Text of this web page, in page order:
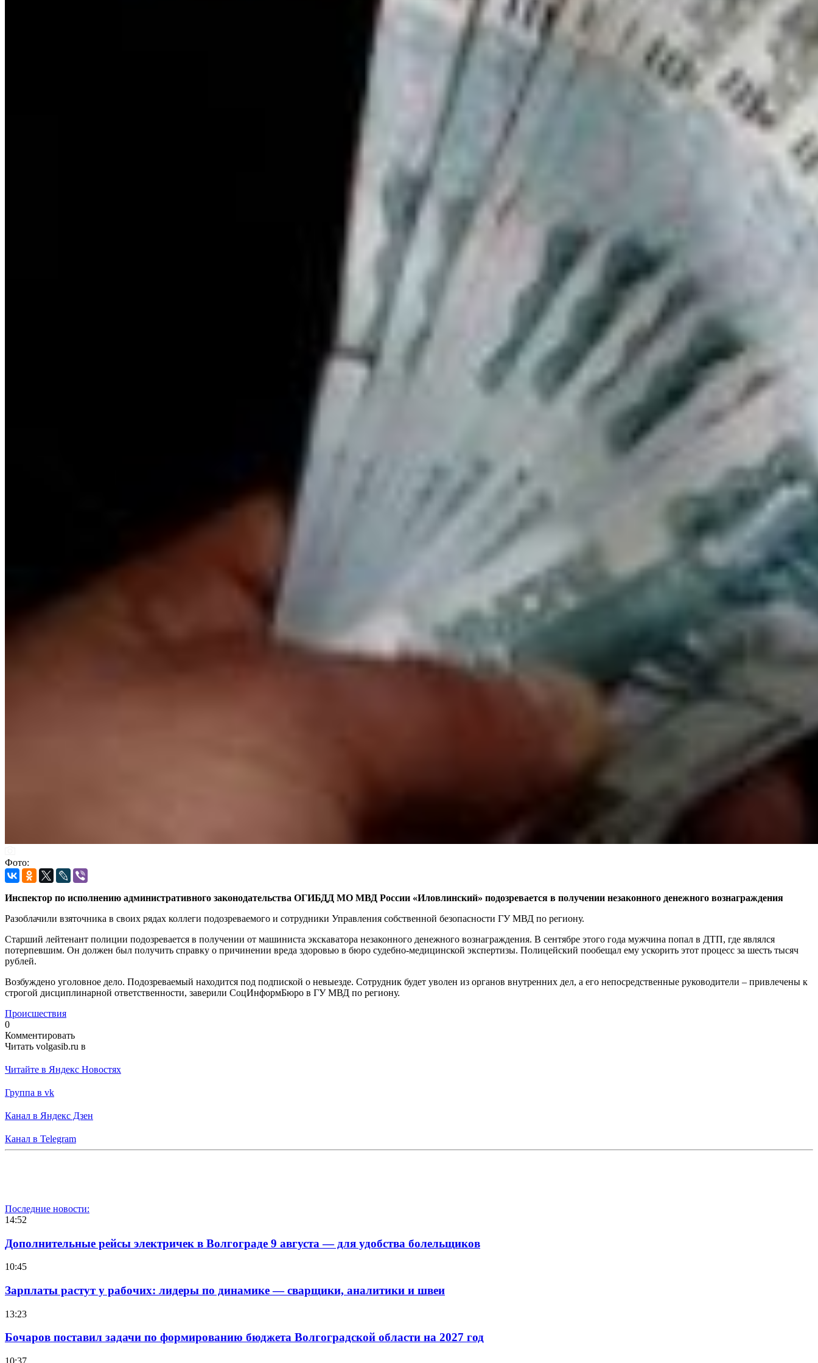
Фото:
Инспектор по исполнению административного законодательства ОГИБДД МО МВД России «Иловлинский» подозревается в получении незаконного денежного вознаграждения
Разоблачили взяточника в своих рядах коллеги подозреваемого и сотрудники Управления собственной безопасности ГУ МВД по региону.
Старший лейтенант полиции подозревается в получении от машиниста экскаватора незаконного денежного вознаграждения. В сентябре этого года мужчина попал в ДТП, где являлся
потерпевшим. Он должен был получить справку о причинении вреда здоровью в бюро судебно-медицинской экспертизы. Полицейский пообещал ему ускорить этот процесс за шесть тысяч
рублей.
Возбуждено уголовное дело. Подозреваемый находится под подпиской о невыезде. Сотрудник будет уволен из органов внутренних дел, а его непосредственные руководители – привлечены к
строгой дисциплинарной ответственности, заверили СоцИнформБюро в ГУ МВД по региону.
Происшествия
0
Комментировать
Читать volgasib.ru в
Читайте в Яндекс Новостях
Группа в vk
Канал в Яндекс Дзен
Канал в Telegram
Последние новости:
14:52
Дополнительные рейсы электричек в Волгограде 9 августа — для удобства болельщиков
10:45
Зарплаты растут у рабочих: лидеры по динамике — сварщики, аналитики и швеи
13:23
Бочаров поставил задачи по формированию бюджета Волгоградской области на 2027 год